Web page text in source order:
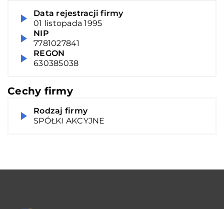
Data rejestracji firmy
01 listopada 1995
NIP
7781027841
REGON
630385038
Cechy firmy
Rodzaj firmy
SPÓŁKI AKCYJNE